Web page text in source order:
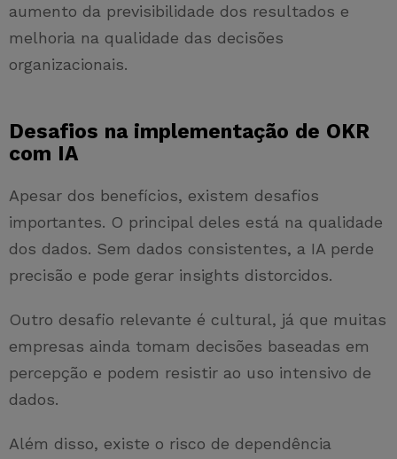
aumento da previsibilidade dos resultados e
melhoria na qualidade das decisões
organizacionais.
Desafios na implementação de OKR
com IA
Apesar dos benefícios, existem desafios
importantes. O principal deles está na qualidade
dos dados. Sem dados consistentes, a IA perde
precisão e pode gerar insights distorcidos.
Outro desafio relevante é cultural, já que muitas
empresas ainda tomam decisões baseadas em
percepção e podem resistir ao uso intensivo de
dados.
Além disso, existe o risco de dependência